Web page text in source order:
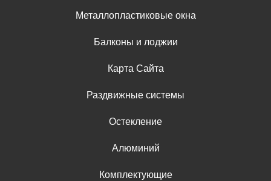
Металлопластиковые окна
Балконы и лоджии
Карта Сайта
Раздвижные системы
Остекление
Алюминий
Комплектующие